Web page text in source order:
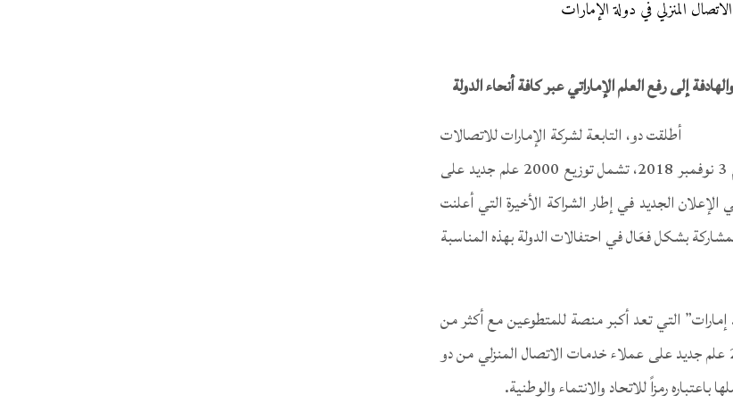
إلى رفع العلم الإماراتي عبر كافة أنحاء الدولة
أطلقت دو، التابعة لشركة الإمارات للاتصالات
المتكاملة، مبادرة مميزة احتفاءً بيوم العلم الإماراتي، الذي يصادف يوم 3 نوفمبر 2018، تشمل توزيع 2000 علم جديد على
الجديد في إطار الشراكة الأخيرة التي أعلنت
بشكل فعَال في احتفالات الدولة بهذه المناسبة
التي تعد أكبر منصة للمتطوعين مع أكثر من
335 ألف متطوع منذ إطلاقها وحتى الآن، على توزيع أكثر من 2000 علم جديد على عملاء خدمات الاتصال المنزلي من دو
رمزاً للاتحاد والانتماء والوطنية.